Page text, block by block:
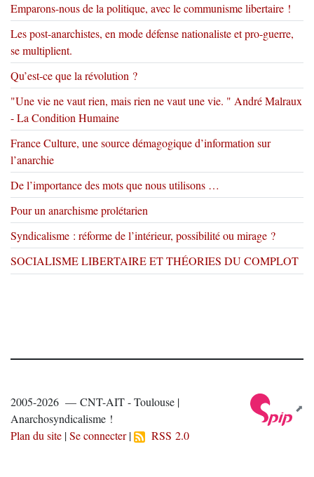
Emparons-nous de la politique, avec le communisme libertaire !
Les post-anarchistes, en mode défense nationaliste et pro-guerre,
se multiplient.
Qu’est-ce que la révolution ?
"Une vie ne vaut rien, mais rien ne vaut une vie. " André Malraux
- La Condition Humaine
France Culture, une source démagogique d’information sur
l’anarchie
De l’importance des mots que nous utilisons …
Pour un anarchisme prolétarien
Syndicalisme : réforme de l’intérieur, possibilité ou mirage ?
SOCIALISME LIBERTAIRE ET THÉORIES DU COMPLOT
2005-2026 — CNT-AIT - Toulouse |
Anarchosyndicalisme !
Plan du site |Se connecter| RSS 2.0